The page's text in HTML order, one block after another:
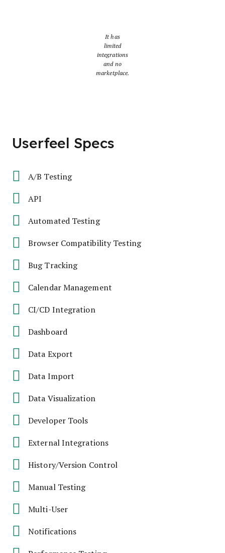
It has
limited
integrations
and no
marketplace.
Userfeel Specs
A/B Testing
API
Automated Testing
Browser Compatibility Testing
Bug Tracking
Calendar Management
CI/CD Integration
Dashboard
Data Export
Data Import
Data Visualization
Developer Tools
External Integrations
History/Version Control
Manual Testing
Multi-User
Notifications